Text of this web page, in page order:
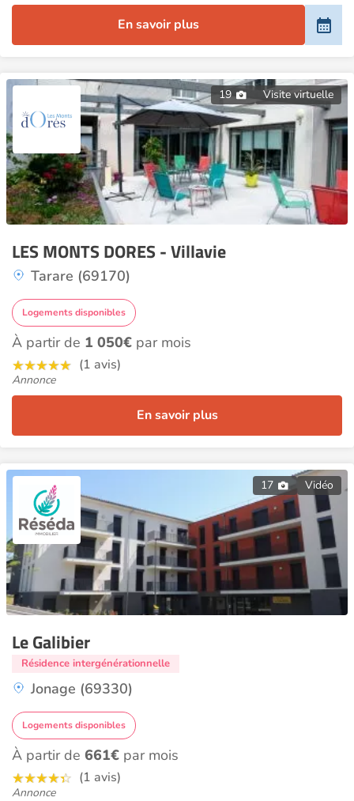
En savoir plus
19 Visite virtuelle
LES MONTS DORES - Villavie
Tarare (69170)
Logements disponibles
À partir de 1 050€ par mois
(1 avis)
Annonce
En savoir plus
17 Vidéo
Le Galibier
Résidence intergénérationnelle
Jonage (69330)
Logements disponibles
À partir de 661€ par mois
(1 avis)
Annonce